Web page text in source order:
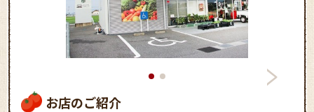
お店のご紹介